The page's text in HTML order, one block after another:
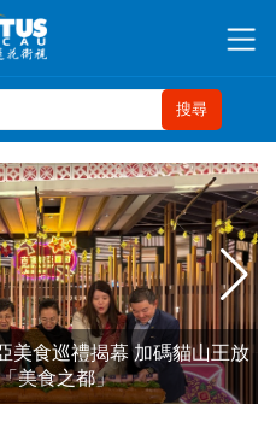
搜尋
美食巡禮揭幕 加碼貓山王放
美食之都」